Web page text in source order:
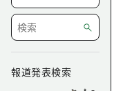
報道発表検索